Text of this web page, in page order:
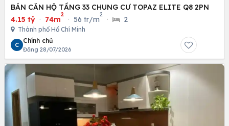
BÁN CĂN HỘ TẦNG 33 CHUNG CƯ TOPAZ ELITE Q8 2PN
4.15 tỷ · 74m
2
· 56 tr/m
2
· 2
Thành phố Hồ Chí Minh
C
Chính chủ
Đăng 28/07/2026